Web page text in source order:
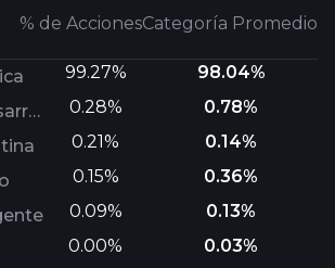
% de AccionesCategoría Promedio
99.27%
98.04%
Europa Desarrollada
0.28%
0.78%
0.21%
0.14%
0.15%
0.36%
0.09%
0.13%
0.00%
0.03%